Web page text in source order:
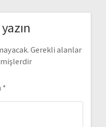
Gerekli alanlar
*